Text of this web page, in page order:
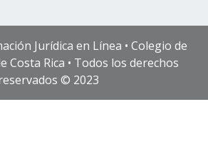
Jurídica en Línea • Colegio de
Costa Rica • Todos los derechos
© 2023